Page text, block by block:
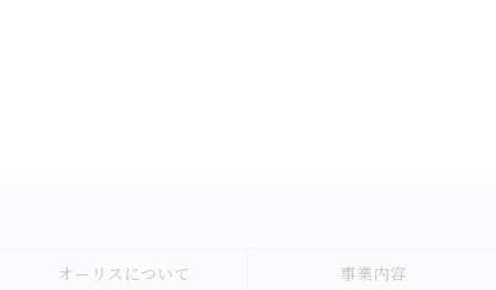
オーリスについて 事業内容